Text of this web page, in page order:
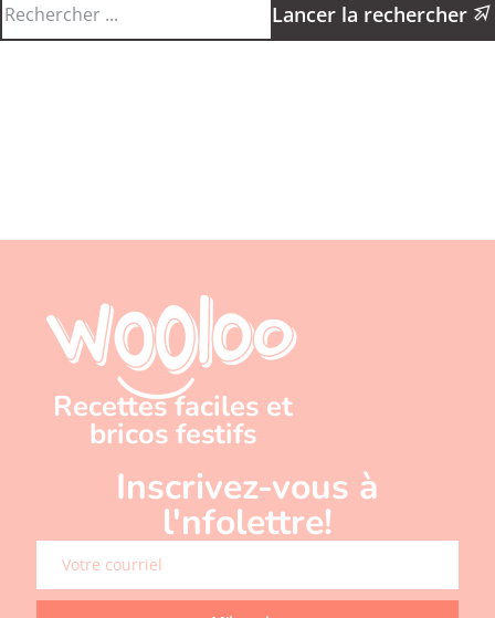
Lancer la rechercher
Recettes faciles et
bricos festifs
Inscrivez-vous à
l'nfolettre!